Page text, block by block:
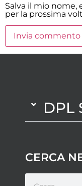
Salva il mio
per la prossima
DPL
CERCA